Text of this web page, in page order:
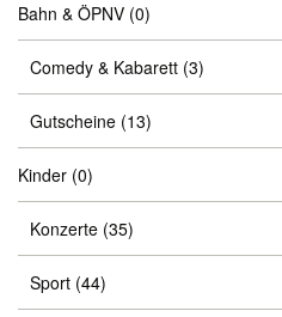
Bahn & ÖPNV (0)
Comedy & Kabarett (3)
Gutscheine (13)
Kinder (0)
Konzerte (35)
Sport (44)